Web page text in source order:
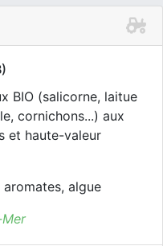
BIO (salicorne, laitue
cornichons...) aux
et haute-valeur
aromates, algue